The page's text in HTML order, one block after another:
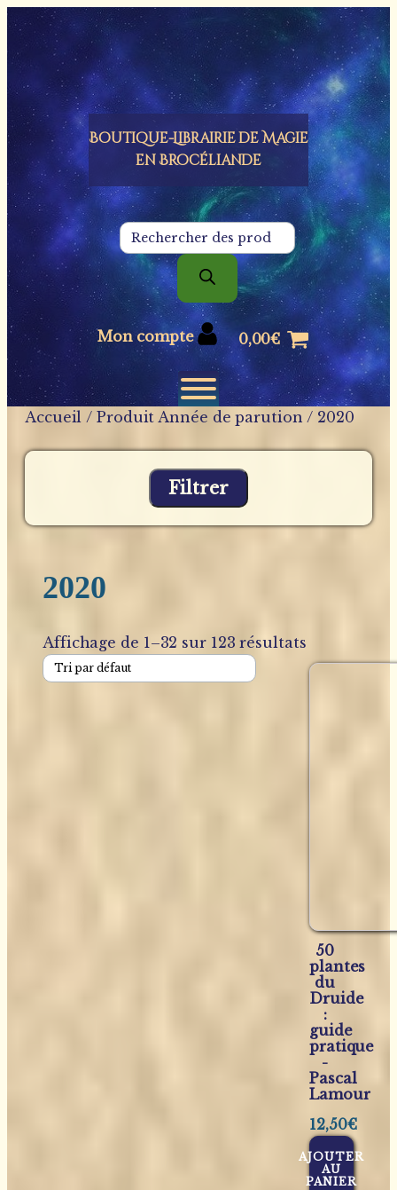
Panneau de gestion des cookies
Boutique-Librairie deMagie
en Brocéliande
Recherche
de
produits
Mon compte 0,00€
Accueil / Produit Année de parution / 2020
Filtrer
2020
Affichage de 1–32 sur 123 résultats
50
plantes
du
Druide
:
guide
pratique
-
Pascal
Lamour
12,50€
AJOUTER
AU
PANIER